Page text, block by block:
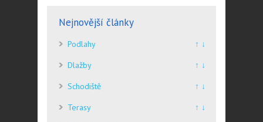
Nejnovější články
Podlahy
↑ ↓
Dlažby
↑ ↓
Schodiště
↑ ↓
Terasy
↑ ↓